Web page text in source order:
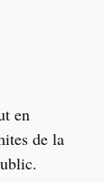
en
de la